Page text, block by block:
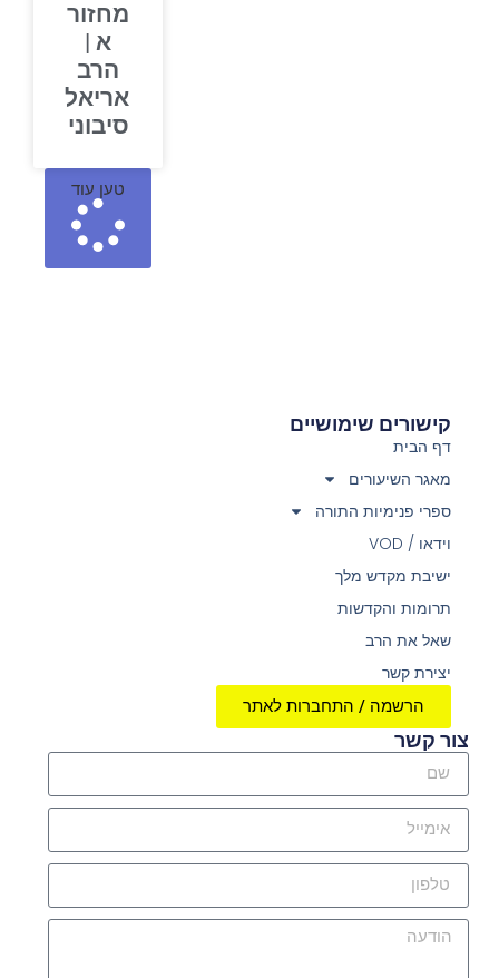
מחזור
א |
הרב
אריאל
סיבוני
טען עוד
קישורים שימושיים
דף הבית
מאגר השיעורים
ספרי פנימיות התורה
וידאו / VOD
ישיבת מקדש מלך
תרומות והקדשות
שאל את הרב
יצירת קשר
הרשמה / התחברות לאתר
צור קשר